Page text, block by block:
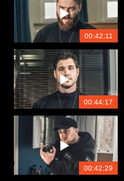
00:42:11
00:44:17
00:42:29